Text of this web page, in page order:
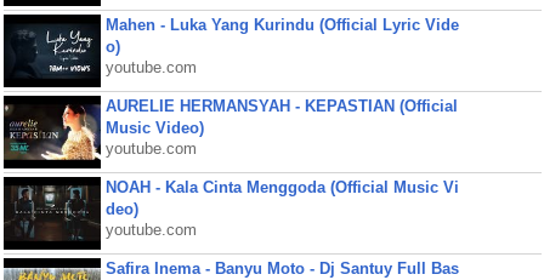
Mahen - Luka Yang Kurindu (Official Lyric Vide
o)
youtube.com
AURELIE HERMANSYAH - KEPASTIAN (Official
Music Video)
youtube.com
NOAH - Kala Cinta Menggoda (Official Music Vi
deo)
youtube.com
Safira Inema - Banyu Moto - Dj Santuy Full Bas